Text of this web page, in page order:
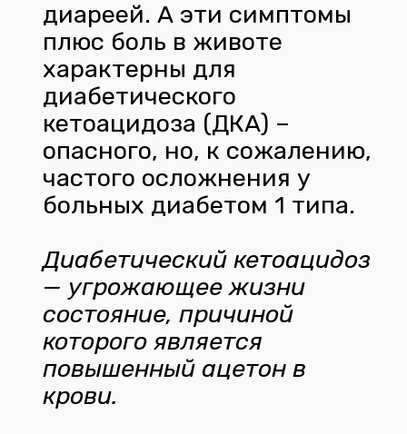
диареей. А эти симптомы
плюс боль в животе
характерны для
диабетического
кетоацидоза (ДКА) –
опасного, но, к сожалению,
частого осложнения у
больных диабетом 1 типа.
Диабетический кетоацидоз
— угрожающее жизни
состояние, причиной
которого является
повышенный ацетон в
крови.